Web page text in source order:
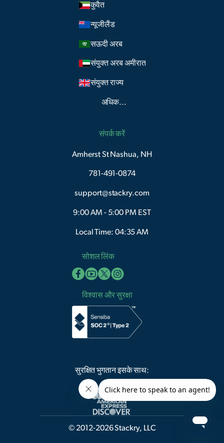
कुवैत
न्यूजीलैंड
सऊदी अरब
संयुक्त अरब अमीरात
संयुक्त राज्य
अधिक...
संपर्क करें
Amherst St Nashua, NH
781-491-0874
support@stackry.com
9:00 AM - 5:00 PM EST
Local Time: 04:35 AM
सोशल लिंक
विश्वास और सुरक्षा
सुरक्षित भुगतान इसके साथ:
© 2012-2026 Stackry, LLC